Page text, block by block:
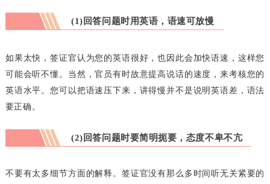
(1)回答问题时用英语，语速可放慢
如果太快，签证官认为您的英语很好，也因此会加快语速，这样您
可能会听不懂。当然，官员有时故意提高说话的速度，来考核您的
英语水平。您可以把语速压下来，讲得慢并不是说明英语差，语法
要正确。
(2)回答问题时要简明扼要，态度不卑不亢
不要有太多细节方面的解释。签证官没有那么多时间听无关紧要的